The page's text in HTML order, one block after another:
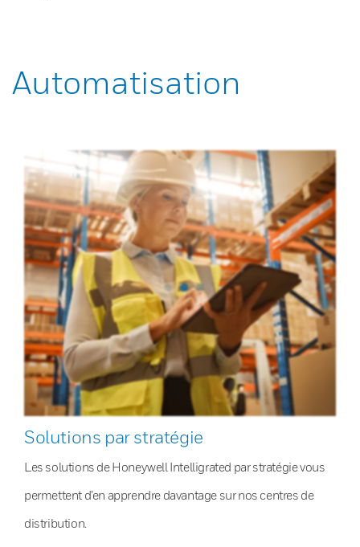
Automatisation
Solutions par stratégie
Les solutions de Honeywell Intelligrated par stratégie vous
permettent d’en apprendre davantage sur nos centres de
distribution.